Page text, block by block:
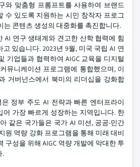
와 맞춤형 프롬프트를 사용하여 브랜드
수 있도록 지원하는 시민 창작자 프로그
는 콘텐츠 생성의 대중화를 촉진합니다.
AI 연구 생태계와 견고한 산학 협력에 힘
있습니다. 2023년 9월, 미국 국립 AI 연
기업들과 협력하여 AIGC 교육을 디지털
뮤니케이션 프로그램에 통합했으며, 이
거버넌스에서 북미의 리더십을 강화합
정부 주도 AI 전략과 빠른 엔터프라이
어 가장 빠르게 성장하는 지역입니다. 한
같은 국가들은 국가 AI 미션, 공공-민간
원 역량 강화 프로그램을 통해 미래 대비
구성을 위해 AIGC 역량 개발에 막대한 투
.